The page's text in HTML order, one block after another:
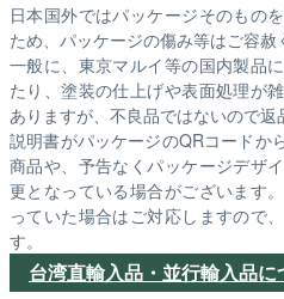
日本国外ではパッケージそのもの
ため、パッケージの傷み等はご容赦
一般に、東京マルイ等の国内製品
たり、塗装の仕上げや表面処理が
ありますが、不良品ではないので返
説明書がパッケージのQRコードか
商品や、予告なくパッケージデザ
更となっている場合がございます
っていた場合はご対応しますので
す。
台湾直輸入品・並行輸入品に